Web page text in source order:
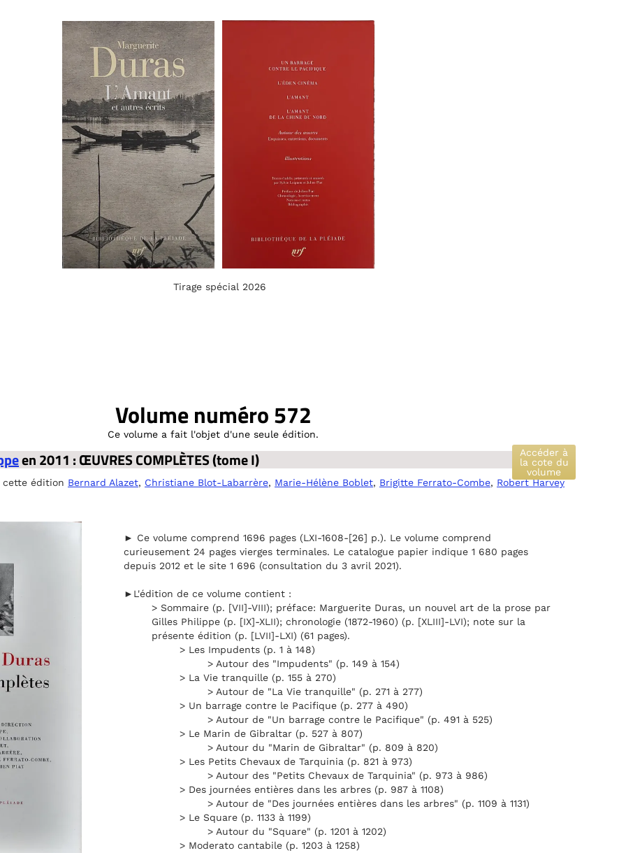
Tirage spécial 2026
Volume numéro 572
Ce volume a fait l'objet d'une seule édition.
Accéder à
la cote du
volume
en 2011 : ŒUVRES COMPLÈTES (tome I)
cette édition Bernard Alazet, Christiane Blot-Labarrère, Marie-Hélène Boblet, Brigitte Ferrato-Combe, Robert Harvey
► Ce volume comprend 1696 pages (LXI-1608-[26] p.). Le volume comprend
curieusement 24 pages vierges terminales. Le catalogue papier indique 1 680 pages
depuis 2012 et le site 1 696 (consultation du 3 avril 2021).
►L'édition de ce volume contient :
> Sommaire (p. [VII]-VIII); préface: Marguerite Duras, un nouvel art de la prose par
Gilles Philippe (p. [IX]-XLII); chronologie (1872-1960) (p. [XLIII]-LVI); note sur la
présente édition (p. [LVII]-LXI) (61 pages).
> Les Impudents (p. 1 à 148)
> Autour des "Impudents" (p. 149 à 154)
> La Vie tranquille (p. 155 à 270)
> Autour de "La Vie tranquille" (p. 271 à 277)
> Un barrage contre le Pacifique (p. 277 à 490)
> Autour de "Un barrage contre le Pacifique" (p. 491 à 525)
> Le Marin de Gibraltar (p. 527 à 807)
> Autour du "Marin de Gibraltar" (p. 809 à 820)
> Les Petits Chevaux de Tarquinia (p. 821 à 973)
> Autour des "Petits Chevaux de Tarquinia" (p. 973 à 986)
> Des journées entières dans les arbres (p. 987 à 1108)
> Autour de "Des journées entières dans les arbres" (p. 1109 à 1131)
> Le Square (p. 1133 à 1199)
> Autour du "Square" (p. 1201 à 1202)
> Moderato cantabile (p. 1203 à 1258)